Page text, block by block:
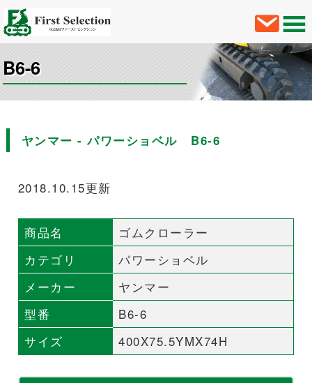
B6-6
ヤンマー - パワーショベル B6-6
2018.10.15更新
商品名
ゴムクローラー
カテゴリ
パワーショベル
メーカー
ヤンマー
型番
B6-6
サイズ
400X75.5YMX74H